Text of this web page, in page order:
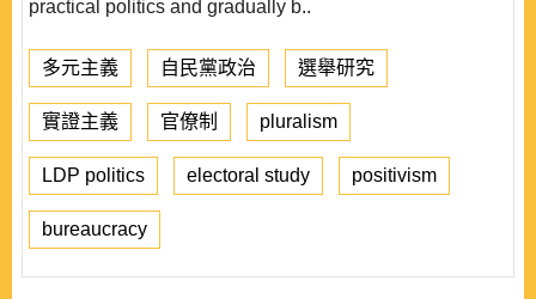
practical politics and gradually b..
多元主義 自民黨政治 選舉研究
實證主義 官僚制 pluralism
LDP politics electoral study positivism
bureaucracy